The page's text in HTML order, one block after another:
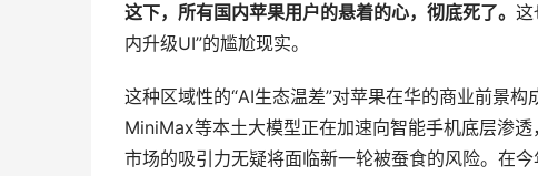
这下，所有国内苹果用户的悬着的心，彻底死了。 这
内升级UI”的尴尬现实。
这种区域性的“AI生态温差”对苹果在华的商业前景
MiniMax等本土大模型正在加速向智能手机底层渗
市场的吸引力无疑将面临新一轮被蚕食的风险。在